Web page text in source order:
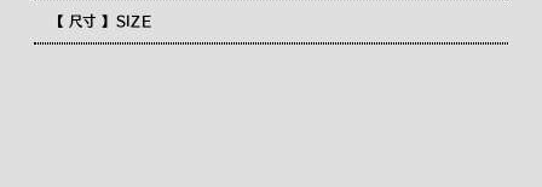
【 尺寸 】SIZE